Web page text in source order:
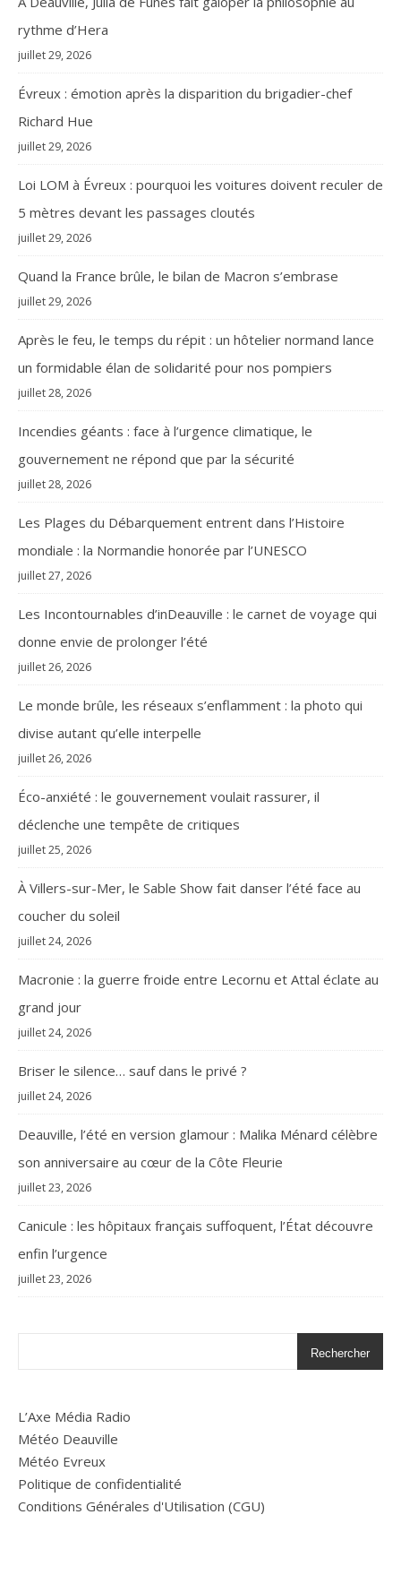
rythme d’Hera
juillet 29, 2026
Évreux : émotion après la disparition du brigadier-chef
Richard Hue
juillet 29, 2026
Loi LOM à Évreux : pourquoi les voitures doivent reculer de
5 mètres devant les passages cloutés
juillet 29, 2026
Quand la France brûle, le bilan de Macron s’embrase
juillet 29, 2026
Après le feu, le temps du répit : un hôtelier normand lance
un formidable élan de solidarité pour nos pompiers
juillet 28, 2026
Incendies géants : face à l’urgence climatique, le
gouvernement ne répond que par la sécurité
juillet 28, 2026
Les Plages du Débarquement entrent dans l’Histoire
mondiale : la Normandie honorée par l’UNESCO
juillet 27, 2026
Les Incontournables d’inDeauville : le carnet de voyage qui
donne envie de prolonger l’été
juillet 26, 2026
Le monde brûle, les réseaux s’enflamment : la photo qui
divise autant qu’elle interpelle
juillet 26, 2026
Éco-anxiété : le gouvernement voulait rassurer, il
déclenche une tempête de critiques
juillet 25, 2026
À Villers-sur-Mer, le Sable Show fait danser l’été face au
coucher du soleil
juillet 24, 2026
Macronie : la guerre froide entre Lecornu et Attal éclate au
grand jour
juillet 24, 2026
Briser le silence… sauf dans le privé ?
juillet 24, 2026
Deauville, l’été en version glamour : Malika Ménard célèbre
son anniversaire au cœur de la Côte Fleurie
juillet 23, 2026
Canicule : les hôpitaux français suffoquent, l’État découvre
enfin l’urgence
juillet 23, 2026
Rechercher
L’Axe Média Radio
Météo Deauville
Météo Evreux
Politique de confidentialité
Conditions Générales d'Utilisation (CGU)